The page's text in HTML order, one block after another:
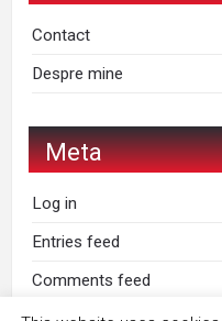
Contact
Despre mine
Meta
Log in
Entries feed
Comments feed